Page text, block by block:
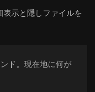
示と隠しファイルを
ド。現在地に何が